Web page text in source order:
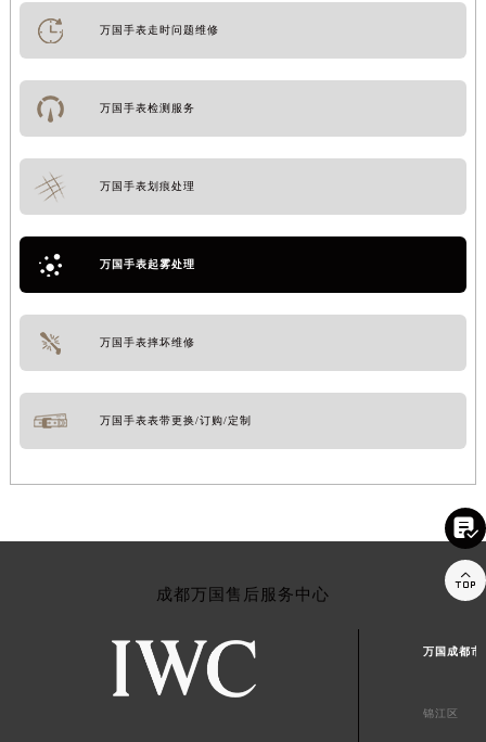
万国手表走时问题维修
万国手表检测服务
万国手表划痕处理
万国手表起雾处理
万国手表摔坏维修
万国手表表带更换/订购/定制
成都万国售后服务中心
万国成都市
锦江区

